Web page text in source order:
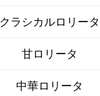
クラシカルロリータ
甘ロリータ
中華ロリータ